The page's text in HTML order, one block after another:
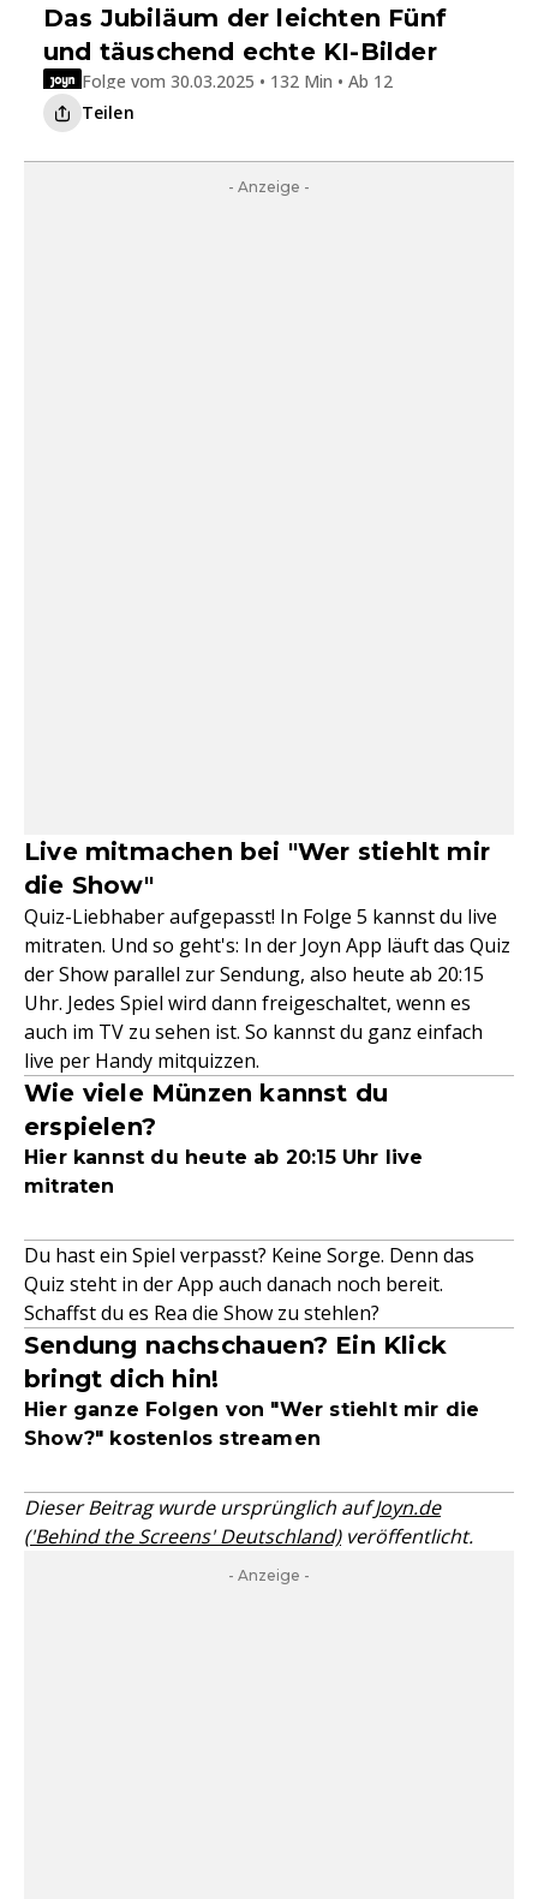
Das Jubiläum der leichten Fünf
und täuschend echte KI-Bilder
Folge vom 30.03.2025 • 132 Min • Ab 12
Teilen
- Anzeige -
Live mitmachen bei "Wer stiehlt mir
die Show"
Quiz-Liebhaber aufgepasst! In Folge 5 kannst du live
mitraten. Und so geht's: In der Joyn App läuft das Quiz
der Show parallel zur Sendung, also heute ab 20:15
Uhr. Jedes Spiel wird dann freigeschaltet, wenn es
auch im TV zu sehen ist. So kannst du ganz einfach
live per Handy mitquizzen.
Wie viele Münzen kannst du
erspielen?
Hier kannst du heute ab 20:15 Uhr live
mitraten
Du hast ein Spiel verpasst? Keine Sorge. Denn das
Quiz steht in der App auch danach noch bereit.
Schaffst du es Rea die Show zu stehlen?
Sendung nachschauen? Ein Klick
bringt dich hin!
Hier ganze Folgen von "Wer stiehlt mir die
Show?" kostenlos streamen
Dieser Beitrag wurde ursprünglich aufJoyn.de
('Behind the Screens' Deutschland)veröffentlicht.
- Anzeige -